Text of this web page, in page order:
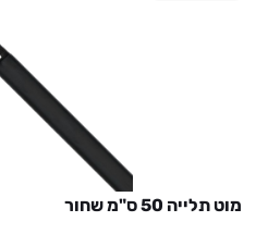
מוט תלייה 50 ס"מ שחור